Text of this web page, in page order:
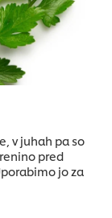
v juhah pa so
pred
jo za